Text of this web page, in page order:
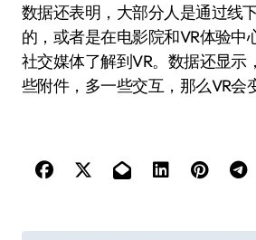
数据还表明，大部分人是通过线
的，或者是在电影院和VR体验中
社交媒体了解到VR。数据还显示
些附件，多一些交互，那么VR会